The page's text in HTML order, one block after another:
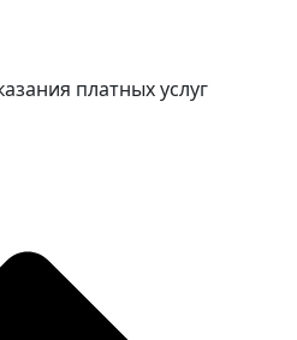
платных услуг